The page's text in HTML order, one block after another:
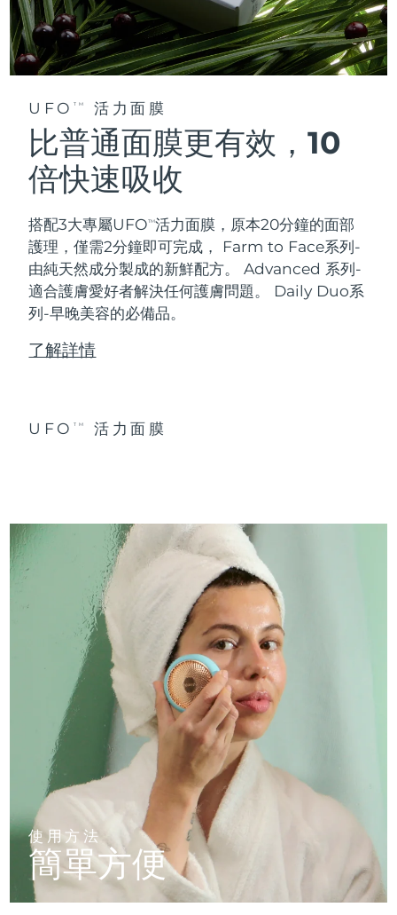
UFO TM 活力面膜
比普通面膜更有效，10
倍快速吸收
搭配3大專屬UFOTM活力面膜，原本20分鐘的面部
護理，僅需2分鐘即可完成，
Farm to Face系列-
由純天然成分製成的新鮮配方。 Advanced 系列-
適合護膚愛好者解決任何護膚問題。 Daily Duo系
列-早晚美容的必備品。
了解詳情
UFO TM 活力面膜
使用方法
簡單方便